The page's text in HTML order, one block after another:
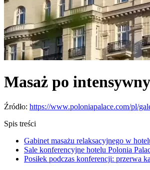
Masaż po
Źródło: https://www.poloniapalace.com/pl/
Spis treści
Gabinet masażu relaksacyjnego w
Sale konferencyjne hotelu Polonia
Posiłek podczas konferencji: przerwa